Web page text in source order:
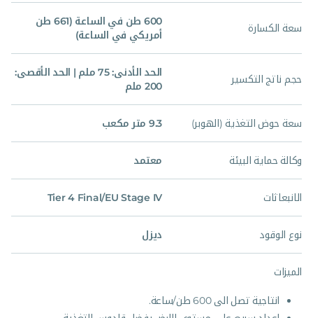
سعة الكسارة
600 طن في الساعة (661 طن
أمريكي في الساعة)
حجم ناتج التكسير
الحد الأدنى: 75 ملم | الحد الأقصى:
200 ملم
سعة حوض التغذية (الهوبر) 9.3 متر مكعب
وكالة حماية البيئة معتمد
الانبعاثات Tier 4 Final/EU Stage IV
نوع الوقود ديزل
الميزات
انتاجية تصل الى 600 طن/ساعة.